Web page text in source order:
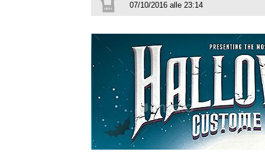
07/10/2016 alle 23:14